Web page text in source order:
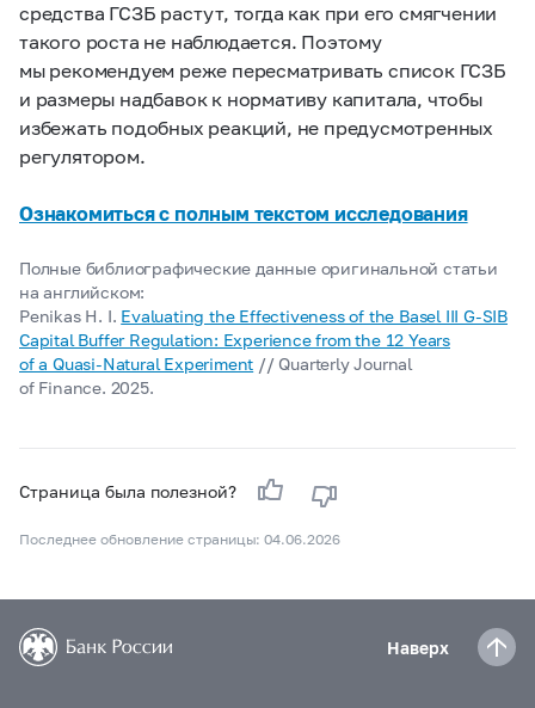
средства ГСЗБ растут, тогда как при его смягчении
такого роста не наблюдается. Поэтому
мы рекомендуем реже пересматривать список ГСЗБ
и размеры надбавок к нормативу капитала, чтобы
избежать подобных реакций, не предусмотренных
регулятором.
Ознакомиться с полным текстом исследования
Полные библиографические данные оригинальной статьи
на английском:
Penikas H. I. Evaluating the Effectiveness of the Basel III G-SIB
Capital Buffer Regulation: Experience from the 12 Years
of a Quasi-Natural Experiment // Quarterly Journal
of Finance. 2025.
Страница была полезной?
Последнее обновление страницы: 04.06.2026
Наверх